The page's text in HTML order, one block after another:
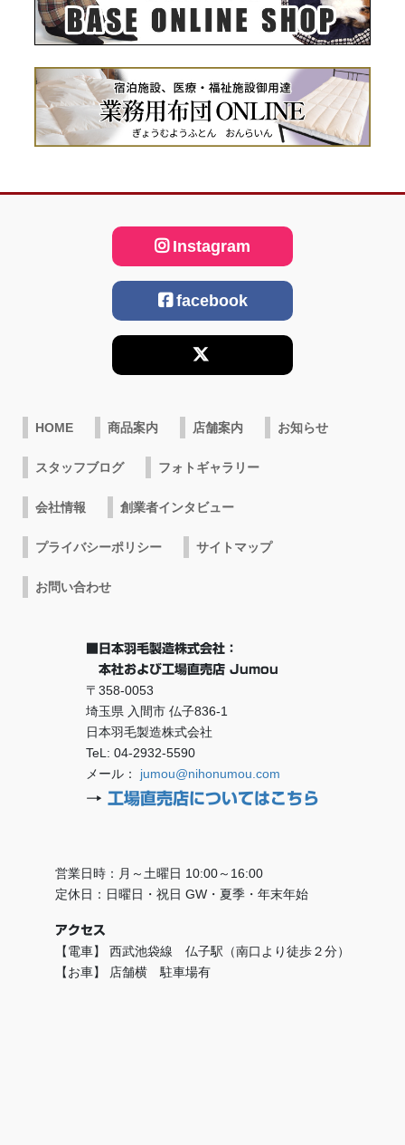
Instagram
facebook
HOME 商品案内 店舗案内 お知らせ
スタッフブログ フォトギャラリー
会社情報 創業者インタビュー
プライバシーポリシー サイトマップ
お問い合わせ
■日本羽毛製造株式会社：
本社および工場直売店 Jumou
〒358-0053
埼玉県 入間市 仏子836-1
日本羽毛製造株式会社
TeL: 04-2932-5590
メール： jumou@nihonumou.com
→ 工場直売店についてはこちら
営業日時：月～土曜日 10:00～16:00
定休日：日曜日・祝日 GW・夏季・年末年始
アクセス
【電車】 西武池袋線 仏子駅（南口より徒歩２分）
【お車】 店舗横 駐車場有